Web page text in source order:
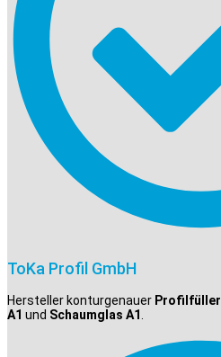
ToKa Profil GmbH
Hersteller konturgenauer Profilfüller
A1 und Schaumglas A1.